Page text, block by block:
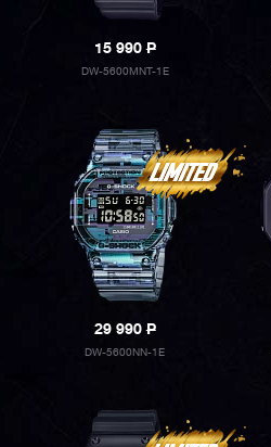
15 990P
DW-5600MNT-1E
29 990P
DW-5600NN-1E